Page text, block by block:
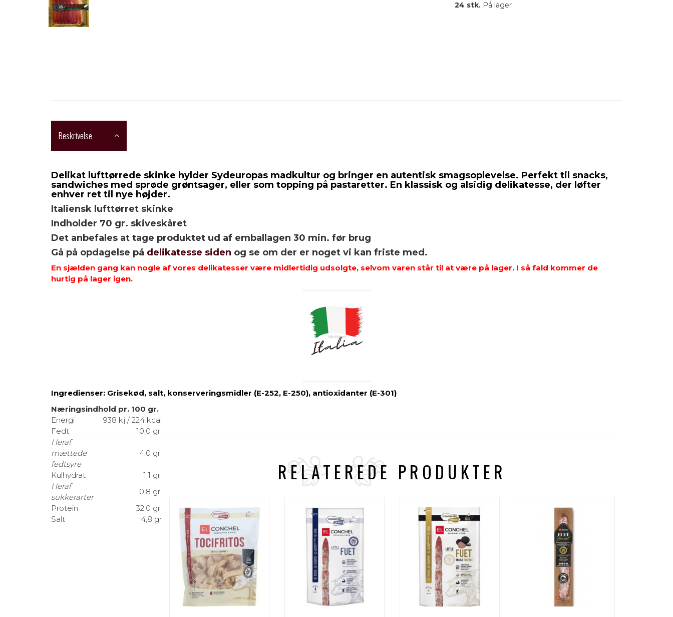
24 stk.På lager
Beskrivelse
Delikat lufttørrede skinke hylder Sydeuropas madkultur og bringer en autentisk smagsoplevelse. Perfekt til snacks,
sandwiches med sprøde grøntsager, eller som topping på pastaretter. En klassisk og alsidig delikatesse, der løfter
enhver ret til nye højder.
Italiensk lufttørret skinke
Indholder 70 gr. skiveskåret
Det anbefales at tage produktet ud af emballagen 30 min. før brug
Gå på opdagelse på delikatesse siden og se om der er noget vi kan friste med.
En sjælden gang kan nogle af vores delikatesser være midlertidig udsolgte, selvom varen står til at være på lager. I så fald kommer de
hurtig på lager igen.
Ingredienser: Grisekød, salt, konserveringsmidler (E-252, E-250), antioxidanter (E-301)
Næringsindhold pr. 100 gr.
Energi
938 kj / 224 kcal
Fedt
10,0 gr.
Heraf
mættede
fedtsyre
4,0 gr.
Kulhydrat
1,1 gr.
Heraf
sukkerarter
0,8 gr.
Protein
32,0 gr.
Salt
4,8 gr
RELATEREDE PRODUKTER